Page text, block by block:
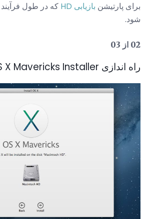
برای پارتیشن بازیابی HD
که در طول
شود.
02 از 03
راه اندازی OS X Mavericks Installer